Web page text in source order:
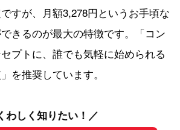
すが、月額3,278円というお手頃な
きるのが最大の特徴です。「コン
プトに、誰でも気軽に始められる
を推奨しています。
わしく知りたい！／